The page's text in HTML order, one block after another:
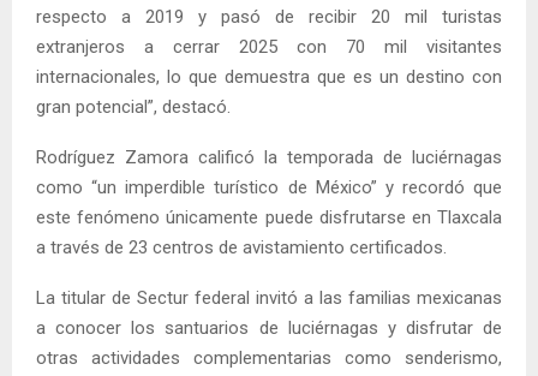
respecto a 2019 y pasó de recibir 20 mil turistas
extranjeros a cerrar 2025 con 70 mil visitantes
internacionales, lo que demuestra que es un destino con
gran potencial”, destacó.
Rodríguez Zamora calificó la temporada de luciérnagas
como “un imperdible turístico de México” y recordó que
este fenómeno únicamente puede disfrutarse en Tlaxcala
a través de 23 centros de avistamiento certificados.
La titular de Sectur federal invitó a las familias mexicanas
a conocer los santuarios de luciérnagas y disfrutar de
otras actividades complementarias como senderismo,